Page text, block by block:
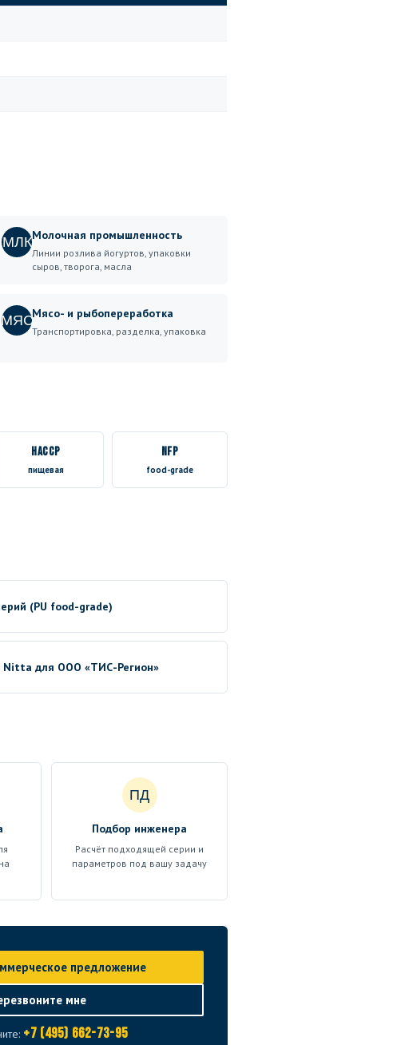
МЛКМолочная промышленность
Линии розлива йогуртов, упаковки
сыров, творога, масла
МЯСМясо- и рыбопереработка
Транспортировка, разделка, упаковка
HACCP
пищевая
NFP
food-grade
(PU food-grade)
Nitta для ООО «ТИС-Регион»
ПД
Подбор инженера
Расчёт подходящей серии и
параметров под вашу задачу
предложение
мне
+7 (495) 662-73-95